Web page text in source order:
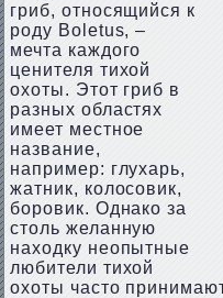
гриб, относящийся к
роду Boletus, –
мечта каждого
ценителя тихой
охоты. Этот гриб в
разных областях
имеет местное
название,
например: глухарь,
жатник, колосовик,
боровик. Однако за
столь желанную
находку неопытные
любители тихой
охоты часто